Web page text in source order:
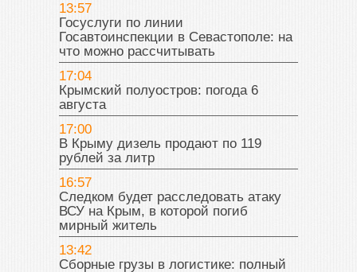
13:57
Госуслуги по линии
Госавтоинспекции в Севастополе: на
что можно рассчитывать
17:04
Крымский полуостров: погода 6
августа
17:00
В Крыму дизель продают по 119
рублей за литр
16:57
Следком будет расследовать атаку
ВСУ на Крым, в которой погиб
мирный житель
13:42
Сборные грузы в логистике: полный